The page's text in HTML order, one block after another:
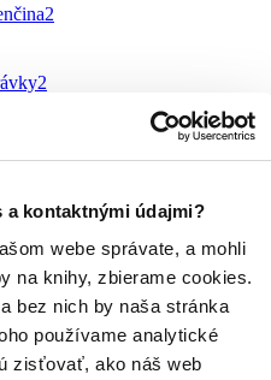
a kontaktnými údajmi?
webe správate, a mohli
na knihy, zbierame cookies.
bez nich by naša stránka
používame analytické
zisťovať, ako náš web
2
2
Ľubomír Feldek
tituly)Wisteria Books, Slovart